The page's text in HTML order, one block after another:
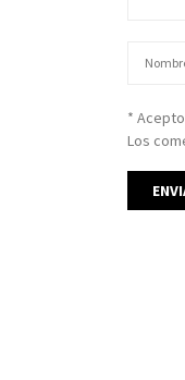
*
Los